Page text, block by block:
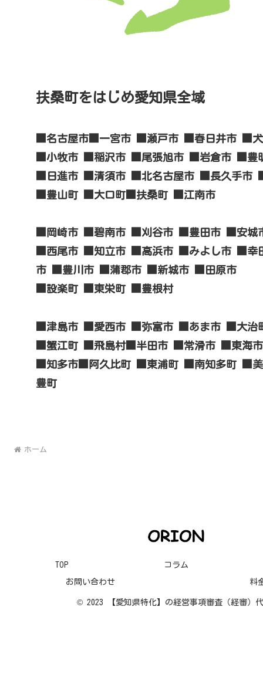
扶桑町をはじめ愛知県全域
■名古屋市■一宮市 ■瀬戸市 ■春日井市 ■犬
■小牧市 ■稲沢市 ■尾張旭市 ■岩倉市 ■豊
■日進市 ■清須市 ■北名古屋市 ■長久手市
■豊山町 ■大口町■扶桑町 ■江南市
■岡崎市 ■碧南市 ■刈谷市 ■豊田市 ■安城
■西尾市 ■知立市 ■高浜市 ■みよし市 ■幸
市 ■豊川市 ■蒲郡市 ■新城市 ■田原市
■設楽町 ■東栄町 ■豊根村
■津島市 ■愛西市 ■弥富市 ■あま市 ■大治
■蟹江町 ■飛島村■半田市 ■常滑市 ■東海
■知多市■阿久比町 ■東浦町 ■南知多町 ■
豊町
ホーム
TOP コラム
お問い合わせ 料
© 2023 【愛知県特化】の経営事項審査（経審）